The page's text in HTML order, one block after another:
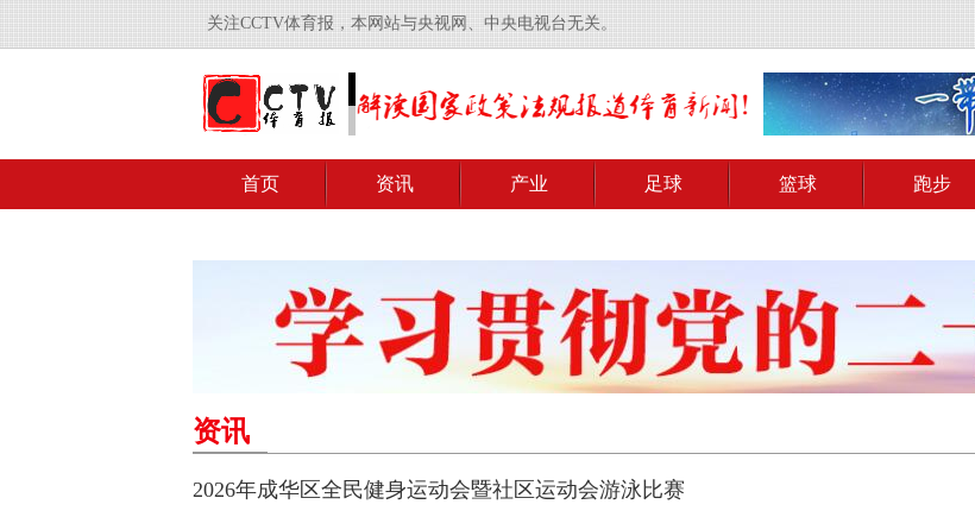
关注CCTV体育报，本网站与央视网、中央电视台无关。
首页 资讯 产业 足球 篮球 跑步
资讯
2026年成华区全民健身运动会暨社区运动会游泳比赛